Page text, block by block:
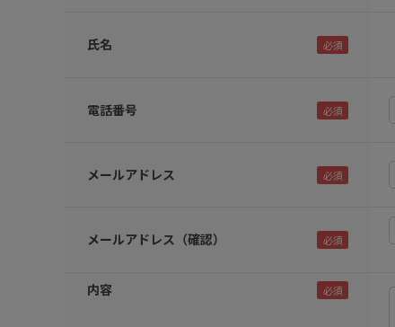
氏名
電話番号
メールアドレス
メールアドレス（確認）
内容